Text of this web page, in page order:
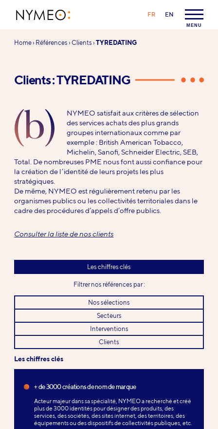
MENU
LANGAGE :
FR EN
Vous
Home› Références›Clients›TYREDATING
Clients : TYREDATING
(b)
NYMEO satisfait aux critères de sélection
des services achats des plus grands
groupes internationaux comme par
exemple : British American Tobacco,
Michelin, Sanofi, Schneider Electric, SEB,
Total. De nombreuses PME nous font aussi confiance pour
la création de l’identité de leurs projets les plus
stratégiques.
De même, NYMEO est régulièrement retenu par les
organismes publics ou les collectivités territoriales dans le
cadre des procédures d’appels d’offre publics.
Consulter la liste de nos clients
Les chiffres clés
Filtrer nos références par :
Nos sélections
Secteurs
Interventions
Clients
Les chiffres clés
+ de 3000 créations de nom de marque
Acteur majeur dans sa spécialité, NYMEO a recherché et créé
plus de 3000 identités pour désigner des produits, des
services, des sociétés, des sites internet, des territoires, des
équipements ou des dispositifs de collectivités publiques, etc.